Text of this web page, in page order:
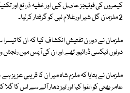
کیمروں کی فوٹیجز حاصل کیں اور خفیہ ذرائع اور
2 ملزمان گل شیر اورغلام نبی کو گرفتار کرلیا۔
ملزمان نے دوران تفتیش انکشاف کیا کہ ان کا تیسرا
دونوں ٹیکسی ڈرائیور تھے اور ان کی آپس میں رنجش و
ملزمان نے بتایا کہ ملزم شاہ میر ان کا قریبی
عامر بھٹی کو اغوا کیا اور تیز دھار آلے سے اس کا گلا